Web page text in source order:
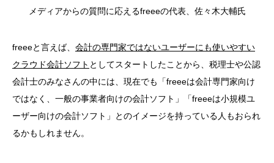
メディアからの質問に応えるfreeeの代表、佐々木大輔氏
freeeと言えば、 会計の専門家ではないユーザーにも使いやすい
クラウド会計ソフト としてスタートしたことから、税理士や公認
会計士のみなさんの中には、現在でも「freeeは会計専門家向け
ではなく、一般の事業者向けの会計ソフト」「freeeは小規模ユ
ーザー向けの会計ソフト」とのイメージを持っている人もおられ
るかもしれません。